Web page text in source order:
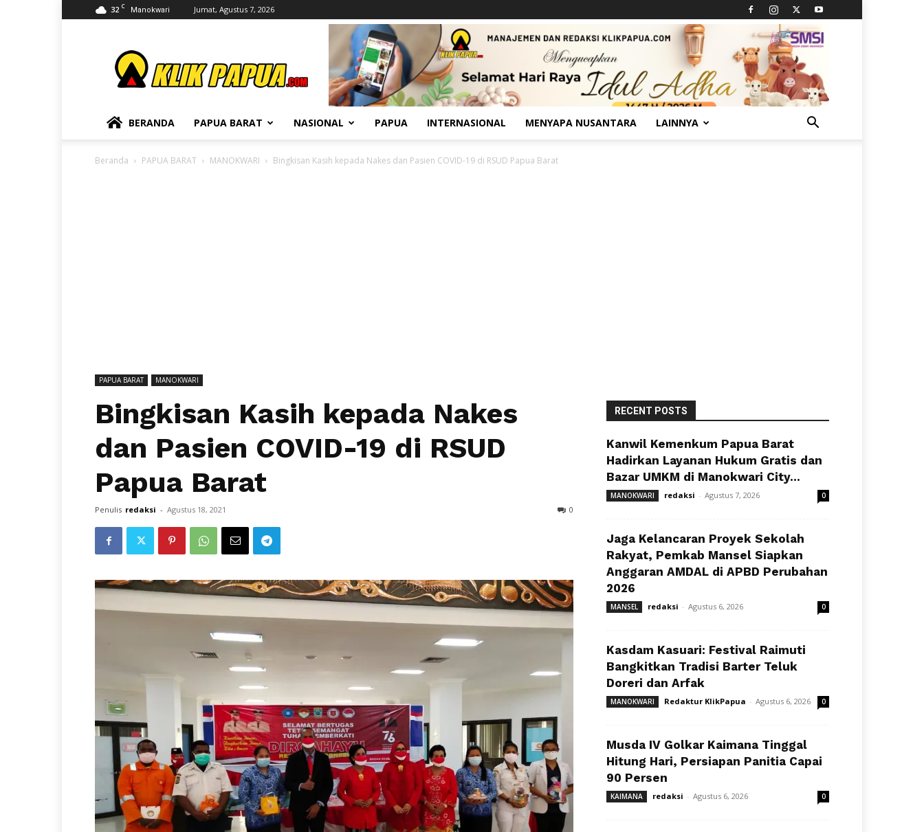
32 C Manokwari Jumat, Agustus 7, 2026
BERANDA PAPUA BARAT NASIONAL PAPUA INTERNASIONAL MENYAPA NUSANTARA LAINNYA
Beranda PAPUA BARAT MANOKWARI Bingkisan Kasih kepada Nakes dan Pasien COVID-19 di RSUD Papua Barat
PAPUA BARAT MANOKWARI
Bingkisan Kasih kepada Nakes
dan Pasien COVID-19 di RSUD
Papua Barat
Penulis redaksi - Agustus 18, 2021 0
RECENT POSTS
Kanwil Kemenkum Papua Barat
Hadirkan Layanan Hukum Gratis dan
Bazar UMKM di Manokwari City...
MANOKWARI redaksi - Agustus 7, 2026 0
Jaga Kelancaran Proyek Sekolah
Rakyat, Pemkab Mansel Siapkan
Anggaran AMDAL di APBD Perubahan
2026
MANSEL redaksi - Agustus 6, 2026 0
Kasdam Kasuari: Festival Raimuti
Bangkitkan Tradisi Barter Teluk
Doreri dan Arfak
MANOKWARI Redaktur KlikPapua - Agustus 6, 2026 0
Musda IV Golkar Kaimana Tinggal
Hitung Hari, Persiapan Panitia Capai
90 Persen
KAIMANA redaksi - Agustus 6, 2026 0